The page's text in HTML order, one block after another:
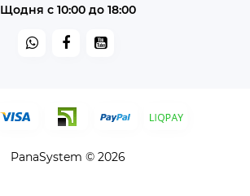
Щодня с 10:00 до 18:00
PanaSystem © 2026